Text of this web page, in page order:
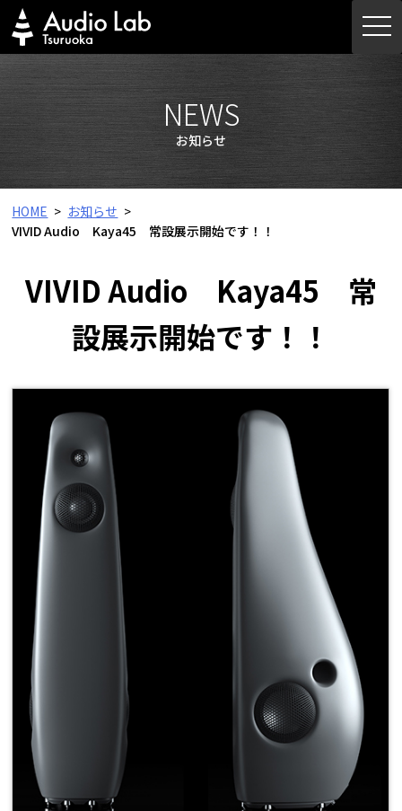
Skip
to
content
NEWS
お知らせ
HOME
お知らせ
VIVID Audio Kaya45 常設展示開始です！！
VIVID Audio Kaya45 常
設展示開始です！！